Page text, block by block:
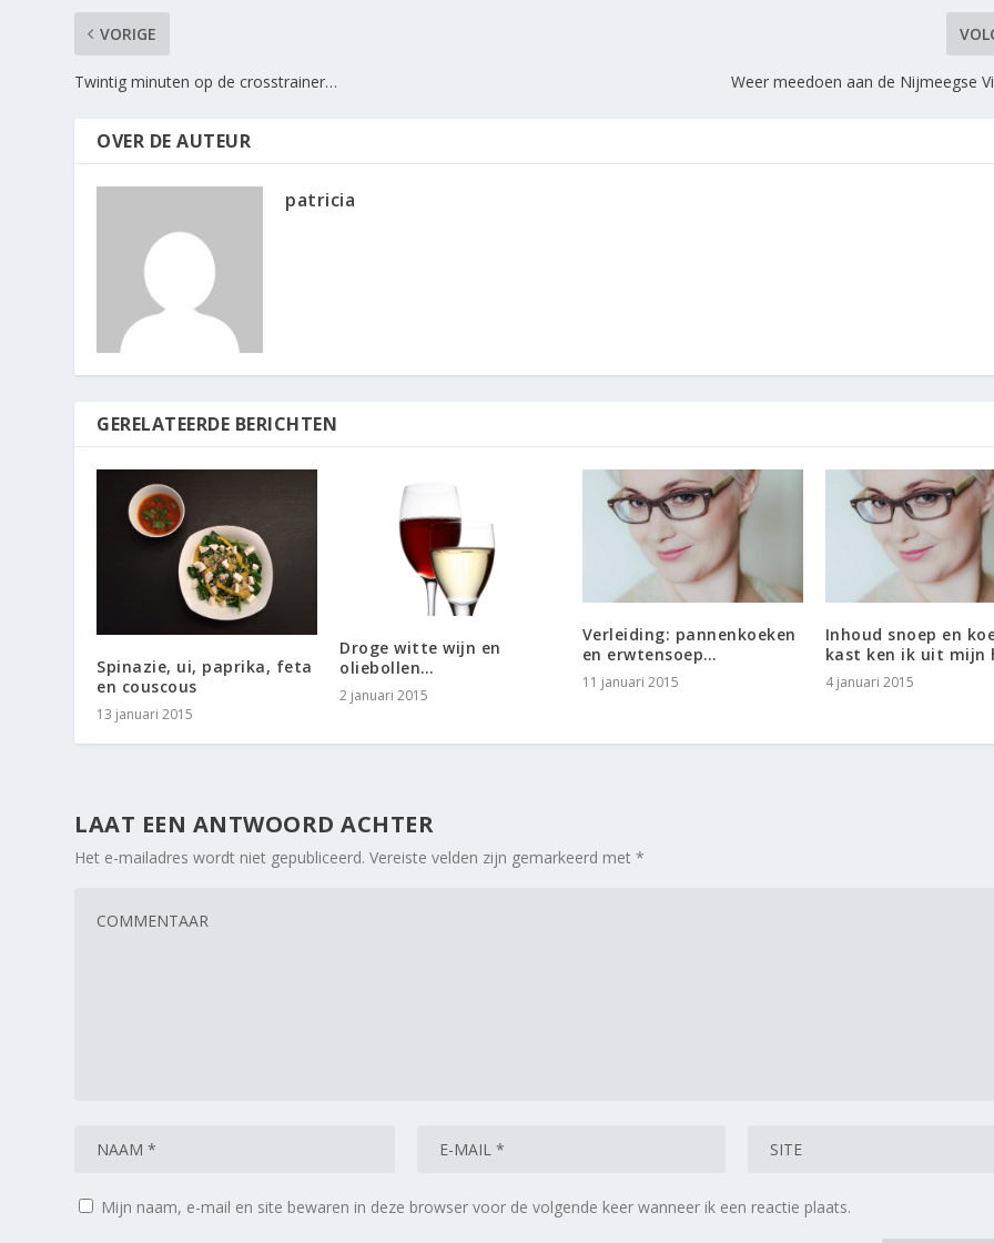
VORIGE
Twintig minuten op de crosstrainer… Weer meedoen aan de Nijmeegse
OVER DE AUTEUR
patricia
GERELATEERDE BERICHTEN
Spinazie, ui, paprika, feta
en couscous
13 januari 2015
Droge witte wijn en
oliebollen…
2 januari 2015
Verleiding: pannenkoeken
en erwtensoep…
11 januari 2015
Inhoud snoep en
kast ken ik uit mijn
4 januari 2015
LAAT EEN ANTWOORD ACHTER
Het e-mailadres wordt niet gepubliceerd. Vereiste velden zijn gemarkeerd met*
Mijn naam, e-mail en site bewaren in deze browser voor de volgende keer wanneer ik een reactie plaats.